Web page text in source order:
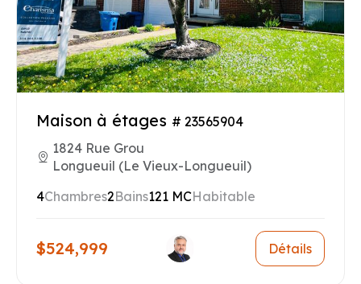
Maison à étages # 23565904
1824 Rue Grou
Longueuil (Le Vieux-Longueuil)
4Chambres2Bains121 MCHabitable
$524,999 Détails